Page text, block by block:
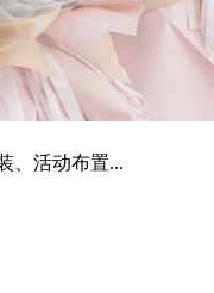
、活动布置...